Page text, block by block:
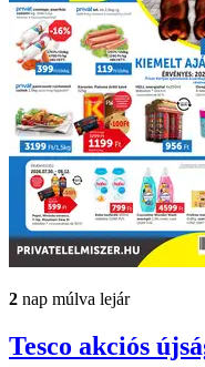
2 nap múlva lejár
Tesco akciós